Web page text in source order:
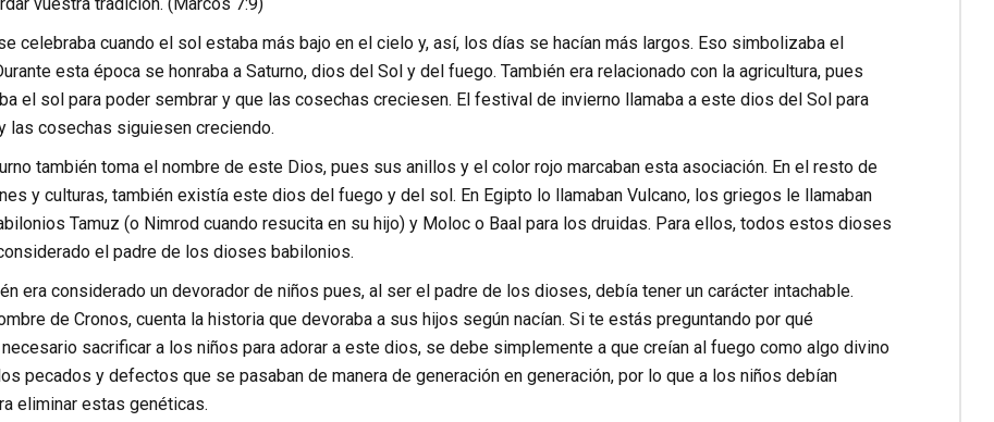
celebraba cuando el sol estaba más bajo en el cielo y, así, los días se hacían más largos. Eso simbolizaba el
esta época se honraba a Saturno, dios del Sol y del fuego. También era relacionado con la agricultura, pues
el sol para poder sembrar y que las cosechas creciesen. El festival de invierno llamaba a este dios del Sol para
las cosechas siguiesen creciendo.
también toma el nombre de este Dios, pues sus anillos y el color rojo marcaban esta asociación. En el resto de
y culturas, también existía este dios del fuego y del sol. En Egipto lo llamaban Vulcano, los griegos le llamaban
Tamuz (o Nimrod cuando resucita en su hijo) y Moloc o Baal para los druidas. Para ellos, todos estos dioses
el padre de los dioses babilonios.
era considerado un devorador de niños pues, al ser el padre de los dioses, debía tener un carácter intachable.
de Cronos, cuenta la historia que devoraba a sus hijos según nacían. Si te estás preguntando por qué
sacrificar a los niños para adorar a este dios, se debe simplemente a que creían al fuego como algo divino
pecados y defectos que se pasaban de manera de generación en generación, por lo que a los niños debían
eliminar estas genéticas.